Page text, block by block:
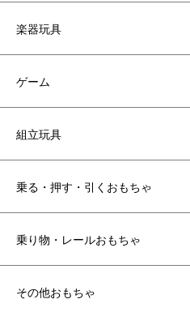
楽器玩具
ゲーム
組立玩具
乗る・押す・引くおもちゃ
乗り物・レールおもちゃ
その他おもちゃ